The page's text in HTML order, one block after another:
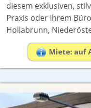
diesem exklusiven,
Praxis oder Ihrem
Hollabrunn,
Miete: auf